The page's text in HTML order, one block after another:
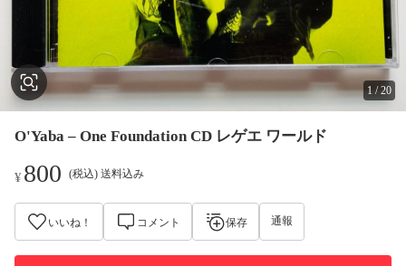
1 /20
O'Yaba – One Foundation CD レゲエ ワールド
¥800 (税込) 送料込み
いいね！ コメント 保存 通報